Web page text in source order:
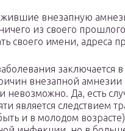
внезапную
из своего
своего имени, адреса
заключается
внезапной амнезии
невозможно. Да, есть
является следствием
и в молодом